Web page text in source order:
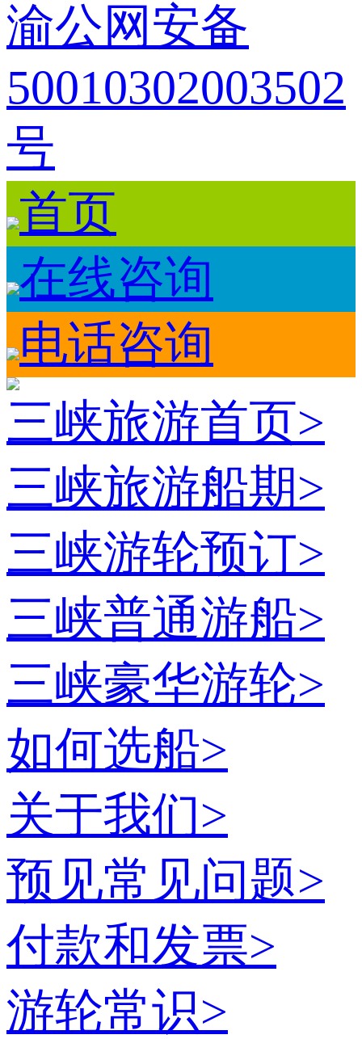
渝公网安备
50010302003502
号
首页
在线咨询
电话咨询
三峡旅游首页>
三峡旅游船期>
三峡游轮预订>
三峡普通游船>
三峡豪华游轮>
如何选船>
关于我们>
预见常见问题>
付款和发票>
游轮常识>